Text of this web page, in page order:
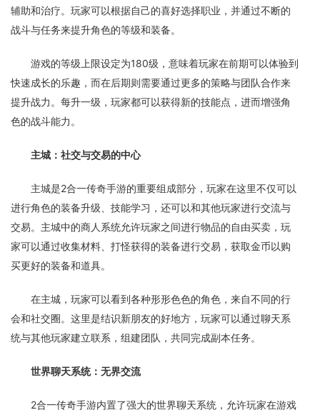
辅助和治疗。玩家可以根据自己的喜好选择职业，并通过不断的
战斗与任务来提升角色的等级和装备。
游戏的等级上限设定为180级，意味着玩家在前期可以体验到
快速成长的乐趣，而在后期则需要通过更多的策略与团队合作来
提升战力。每升一级，玩家都可以获得新的技能点，进而增强角
色的战斗能力。
主城：社交与交易的中心
主城是2合一传奇手游的重要组成部分，玩家在这里不仅可以
进行角色的装备升级、技能学习，还可以和其他玩家进行交流与
交易。主城中的商人系统允许玩家之间进行物品的自由买卖，玩
家可以通过收集材料、打怪获得的装备进行交易，获取金币以购
买更好的装备和道具。
在主城，玩家可以看到各种形形色色的角色，来自不同的行
会和社交圈。这里是结识新朋友的好地方，玩家可以通过聊天系
统与其他玩家建立联系，组建团队，共同完成副本任务。
世界聊天系统：无界交流
2合一传奇手游内置了强大的世界聊天系统，允许玩家在游戏